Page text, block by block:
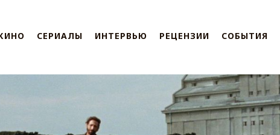
СЕРИАЛЫ ИНТЕРВЬЮ РЕЦЕНЗИИ СОБЫТИЯ